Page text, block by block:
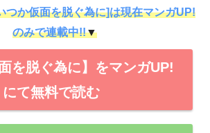
つか仮面を脱ぐ為に]は現在マンガUP!
のみで連載中!!▼
を脱ぐ為に】をマンガUP!
にて無料で読む